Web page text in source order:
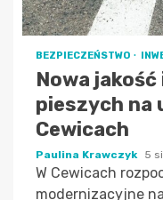
BEZPIECZEŃSTWO
Nowa
pieszych na
Cewicach
Paulina Krawczyk 5
W Cewicach
modernizacyjne